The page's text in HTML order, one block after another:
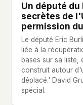
Un député
secrètes de
permission
Le député Eric
liée à la
bases sur sa liste,
construit autour
déplacé.' David
spécial.